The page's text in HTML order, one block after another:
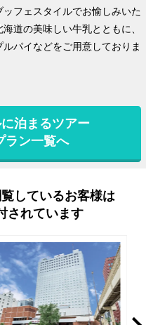
フェスタイルでお愉しみいた
道の美味しい牛乳とともに、
パイなどをご用意しておりま
泊まるツアー
ラン一覧へ
しているお客様は
されています